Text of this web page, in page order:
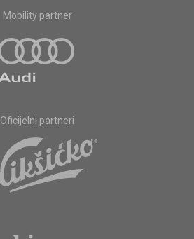
Mobility partner
Oficijelni partneri